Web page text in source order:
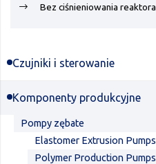
Bez ciśnieniowania reaktora
Czujniki i sterowanie
Komponenty produkcyjne
Pompy zębate
Elastomer Extrusion Pumps
Polymer Production Pumps